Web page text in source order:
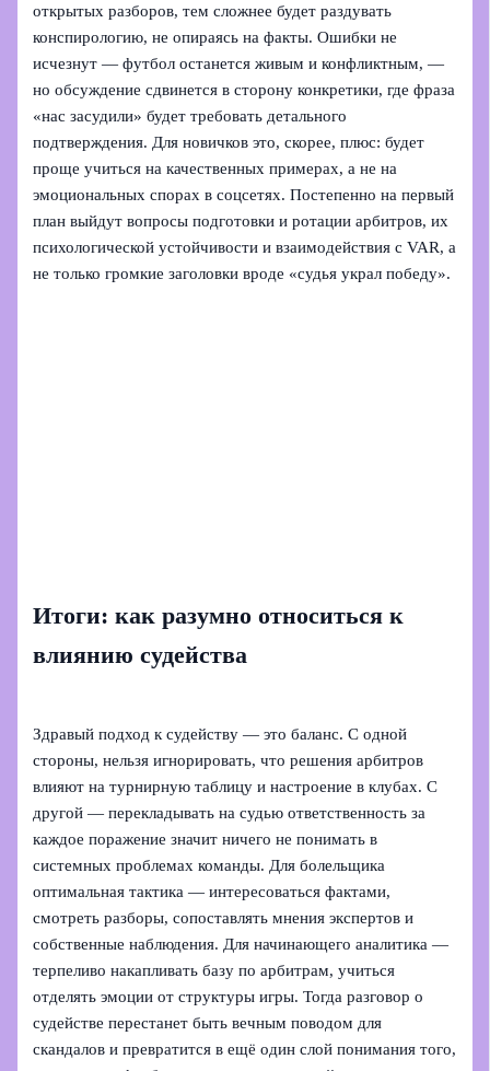
открытых разборов, тем сложнее будет раздувать
конспирологию, не опираясь на факты. Ошибки не
исчезнут — футбол останется живым и конфликтным, —
но обсуждение сдвинется в сторону конкретики, где фраза
«нас засудили» будет требовать детального
подтверждения. Для новичков это, скорее, плюс: будет
проще учиться на качественных примерах, а не на
эмоциональных спорах в соцсетях. Постепенно на первый
план выйдут вопросы подготовки и ротации арбитров, их
психологической устойчивости и взаимодействия с VAR, а
не только громкие заголовки вроде «судья украл победу».
Итоги: как разумно относиться к
влиянию судейства
Здравый подход к судейству — это баланс. С одной
стороны, нельзя игнорировать, что решения арбитров
влияют на турнирную таблицу и настроение в клубах. С
другой — перекладывать на судью ответственность за
каждое поражение значит ничего не понимать в
системных проблемах команды. Для болельщика
оптимальная тактика — интересоваться фактами,
смотреть разборы, сопоставлять мнения экспертов и
собственные наблюдения. Для начинающего аналитика —
терпеливо накапливать базу по арбитрам, учиться
отделять эмоции от структуры игры. Тогда разговор о
судействе перестанет быть вечным поводом для
скандалов и превратится в ещё один слой понимания того,